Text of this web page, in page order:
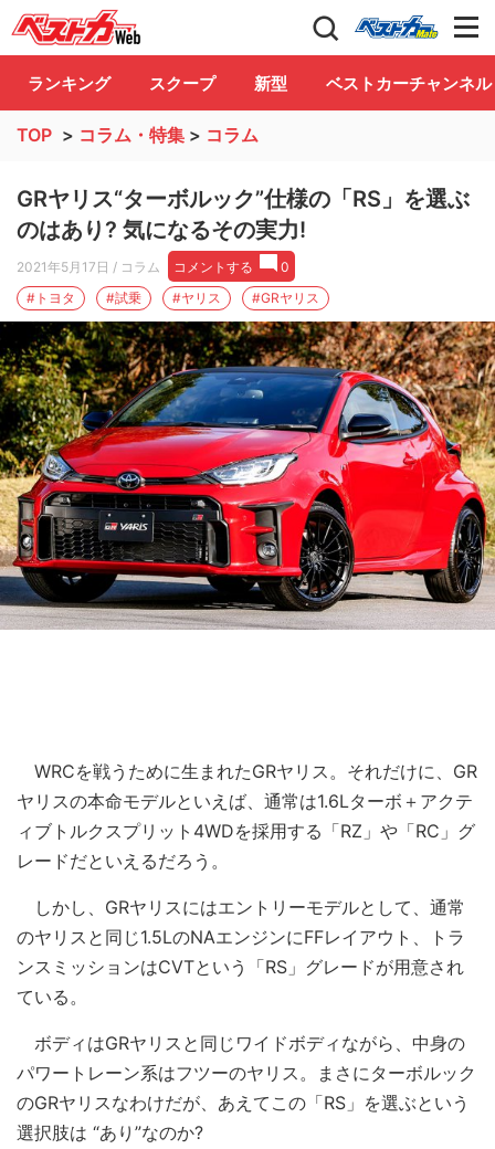
自動車情報誌「ベストカー」 Club
ランキング スクープ 新型 ベストカーチャンネル
TOP > コラム・特集 > コラム
GRヤリス“ターボルック”仕様の「RS」を選ぶ
のはあり? 気になるその実力!
2021年5月17日 / コラム コメントする
0
#トヨタ
#試乗 #ヤリス #GRヤリス
WRCを戦うために生まれたGRヤリス。それだけに、GR
ヤリスの本命モデルといえば、通常は1.6Lターボ＋アクテ
ィブトルクスプリット4WDを採用する「RZ」や「RC」グ
レードだといえるだろう。
しかし、GRヤリスにはエントリーモデルとして、通常
のヤリスと同じ1.5LのNAエンジンにFFレイアウト、トラ
ンスミッションはCVTという「RS」グレードが用意され
ている。
ボディはGRヤリスと同じワイドボディながら、中身の
パワートレーン系はフツーのヤリス。まさにターボルック
のGRヤリスなわけだが、あえてこの「RS」を選ぶという
選択肢は “あり”なのか?